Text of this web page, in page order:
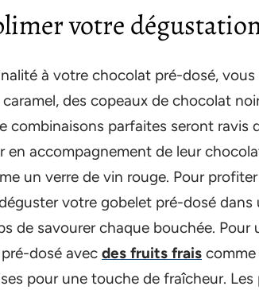
votre
à votre chocolat pré-dosé, vous
des copeaux de chocolat
combinaisons parfaites seront ravis
en accompagnement de leur
un verre de vin rouge. Pour
votre gobelet pré-dosé
de savourer chaque bouchée. Pour
dosé avec des fruits frais comme
pour une touche de fraîcheur.